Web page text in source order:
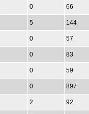
0 66
5 144
0 57
0 83
0 59
0 897
2 92